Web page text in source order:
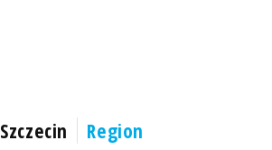
Szczecin
Region